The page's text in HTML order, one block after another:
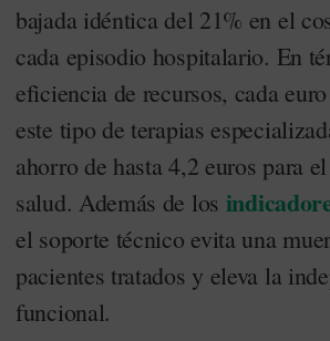
bajada idéntica del 21% en el
cada episodio hospitalario. En
eficiencia de recursos, cada
este tipo de terapias
ahorro de hasta 4,2 euros para
salud. Además de los
el soporte técnico evita una
pacientes tratados y eleva la
funcional.